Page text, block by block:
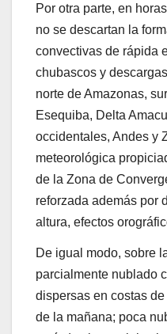
Por otra parte, en
no se descartan la
convectivas de rápida
chubascos y
norte de Amazonas,
Esequiba, Delta
occidentales, Andes y
meteorológica
de la Zona de
reforzada además por
altura, efectos
De igual modo, sobre
parcialmente nublado
dispersas en costas
de la mañana; poca